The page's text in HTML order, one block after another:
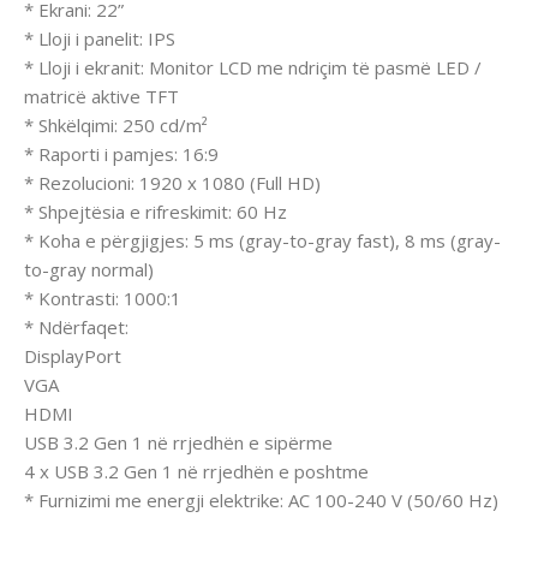
* Ekrani: 22”
* Lloji i panelit: IPS
* Lloji i ekranit: Monitor LCD me ndriçim të pasmë LED /
matricë aktive TFT
* Shkëlqimi: 250 cd/m²
* Raporti i pamjes: 16:9
* Rezolucioni: 1920 x 1080 (Full HD)
* Shpejtësia e rifreskimit: 60 Hz
* Koha e përgjigjes: 5 ms (gray-to-gray fast), 8 ms (gray-
to-gray normal)
* Kontrasti: 1000:1
* Ndërfaqet:
DisplayPort
VGA
HDMI
USB 3.2 Gen 1 në rrjedhën e sipërme
4 x USB 3.2 Gen 1 në rrjedhën e poshtme
* Furnizimi me energji elektrike: AC 100-240 V (50/60 Hz)